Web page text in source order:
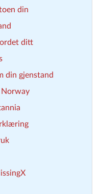
din
ditt
din gjenstand
Norway